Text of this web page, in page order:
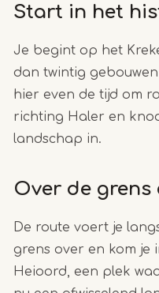
Start in het
Je begint op het
dan twintig
hier even de tijd om
richting Haler en
landschap in.
Over de
De route voert je
grens over en kom je
Heioord, een plek